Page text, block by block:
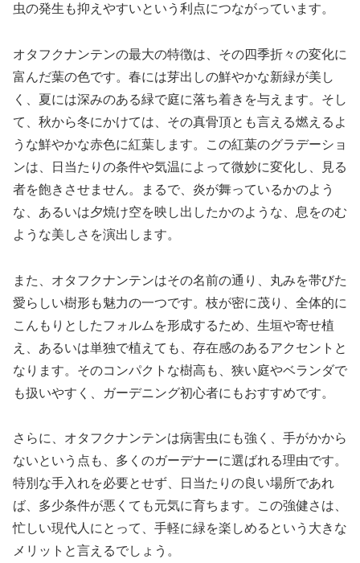
虫の発生も抑えやすいという利点につながっています。
オタフクナンテンの最大の特徴は、その四季折々の変化に
富んだ葉の色です。春には芽出しの鮮やかな新緑が美し
く、夏には深みのある緑で庭に落ち着きを与えます。そし
て、秋から冬にかけては、その真骨頂とも言える燃えるよ
うな鮮やかな赤色に紅葉します。この紅葉のグラデーショ
ンは、日当たりの条件や気温によって微妙に変化し、見る
者を飽きさせません。まるで、炎が舞っているかのよう
な、あるいは夕焼け空を映し出したかのような、息をのむ
ような美しさを演出します。
また、オタフクナンテンはその名前の通り、丸みを帯びた
愛らしい樹形も魅力の一つです。枝が密に茂り、全体的に
こんもりとしたフォルムを形成するため、生垣や寄せ植
え、あるいは単独で植えても、存在感のあるアクセントと
なります。そのコンパクトな樹高も、狭い庭やベランダで
も扱いやすく、ガーデニング初心者にもおすすめです。
さらに、オタフクナンテンは病害虫にも強く、手がかから
ないという点も、多くのガーデナーに選ばれる理由です。
特別な手入れを必要とせず、日当たりの良い場所であれ
ば、多少条件が悪くても元気に育ちます。この強健さは、
忙しい現代人にとって、手軽に緑を楽しめるという大きな
メリットと言えるでしょう。